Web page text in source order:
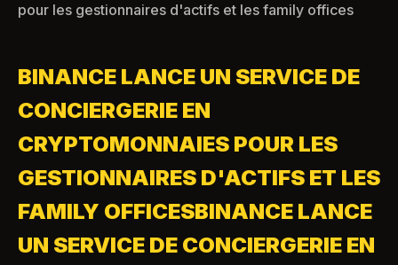
pour les gestionnaires d'actifs et les family offices
BINANCE LANCE UN SERVICE DE
CONCIERGERIE EN
CRYPTOMONNAIES POUR LES
GESTIONNAIRES D'ACTIFS ET LES
FAMILY OFFICESBINANCE LANCE
UN SERVICE DE CONCIERGERIE EN